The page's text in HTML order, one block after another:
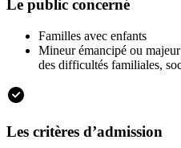
Le public concerné
Familles avec enfants
Mineur émancipé ou
des difficultés familiales,
Les critères d’admission